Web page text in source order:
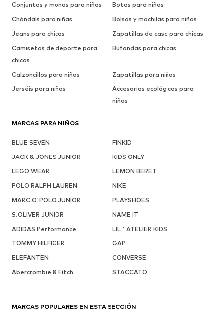
Conjuntos y monos para niñas
Botas para niñas
Chándals para niñas
Bolsos y mochilas para niñas
Jeans para chicas
Zapatillas de casa para chicas
Camisetas de deporte para
chicas
Bufandas para chicas
Calzoncillos para niños
Zapatillas para niños
Jerséis para niños
Accesorios ecológicos para
niños
MARCAS PARA NIÑOS
BLUE SEVEN
FINKID
JACK & JONES JUNIOR
KIDS ONLY
LEGO WEAR
LEMON BERET
POLO RALPH LAUREN
NIKE
MARC O'POLO JUNIOR
PLAYSHOES
S.OLIVER JUNIOR
NAME IT
ADIDAS Performance
LIL ' ATELIER KIDS
TOMMY HILFIGER
GAP
ELEFANTEN
CONVERSE
Abercrombie & Fitch
STACCATO
MARCAS POPULARES EN ESTA SECCIÓN